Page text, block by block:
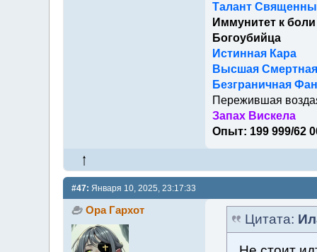
Талант
Иммунитет к боли
Богоубийца
Истинная Кара
Высшая Смертная
Безграничная
Пережившая
Запах Вискела
Опыт: 199 999/62
#47: Января 10, 2025, 23:17:33
Ора Гархот
Цитата: